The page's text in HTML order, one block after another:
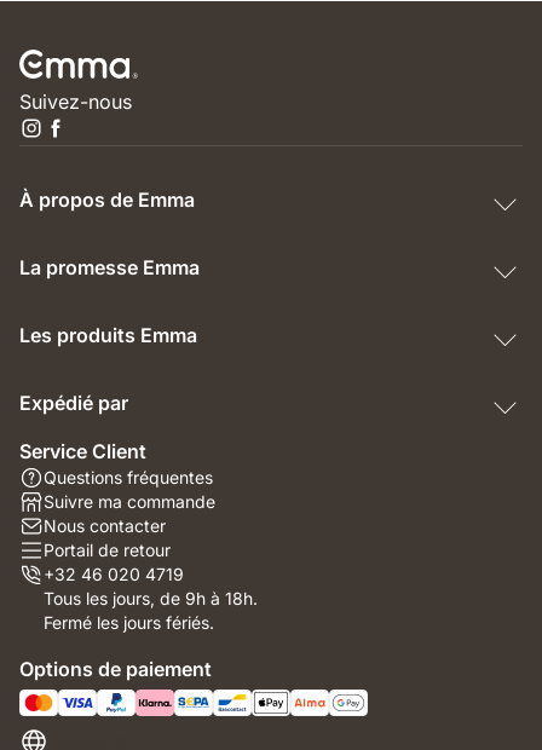
Suivez-nous
À propos de Emma
La promesse Emma
Les produits Emma
Expédié par
Service Client
Questions fréquentes
Suivre ma commande
Nous contacter
Portail de retour
+32 46 020 4719
Tous les jours, de 9h à 18h.
Fermé les jours fériés.
Options de paiement